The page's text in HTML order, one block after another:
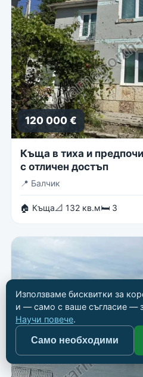
120 000 €
Къща в тиха и
с отличен достъп
📍 Балчик
🏠 Къща📐 132 кв.м🛏 3
Използваме бисквитки за
и — само с ваше съгласие —
Научи повече.
Само необходими